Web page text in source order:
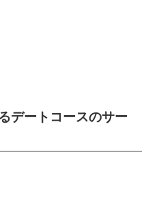
デートコースのサー